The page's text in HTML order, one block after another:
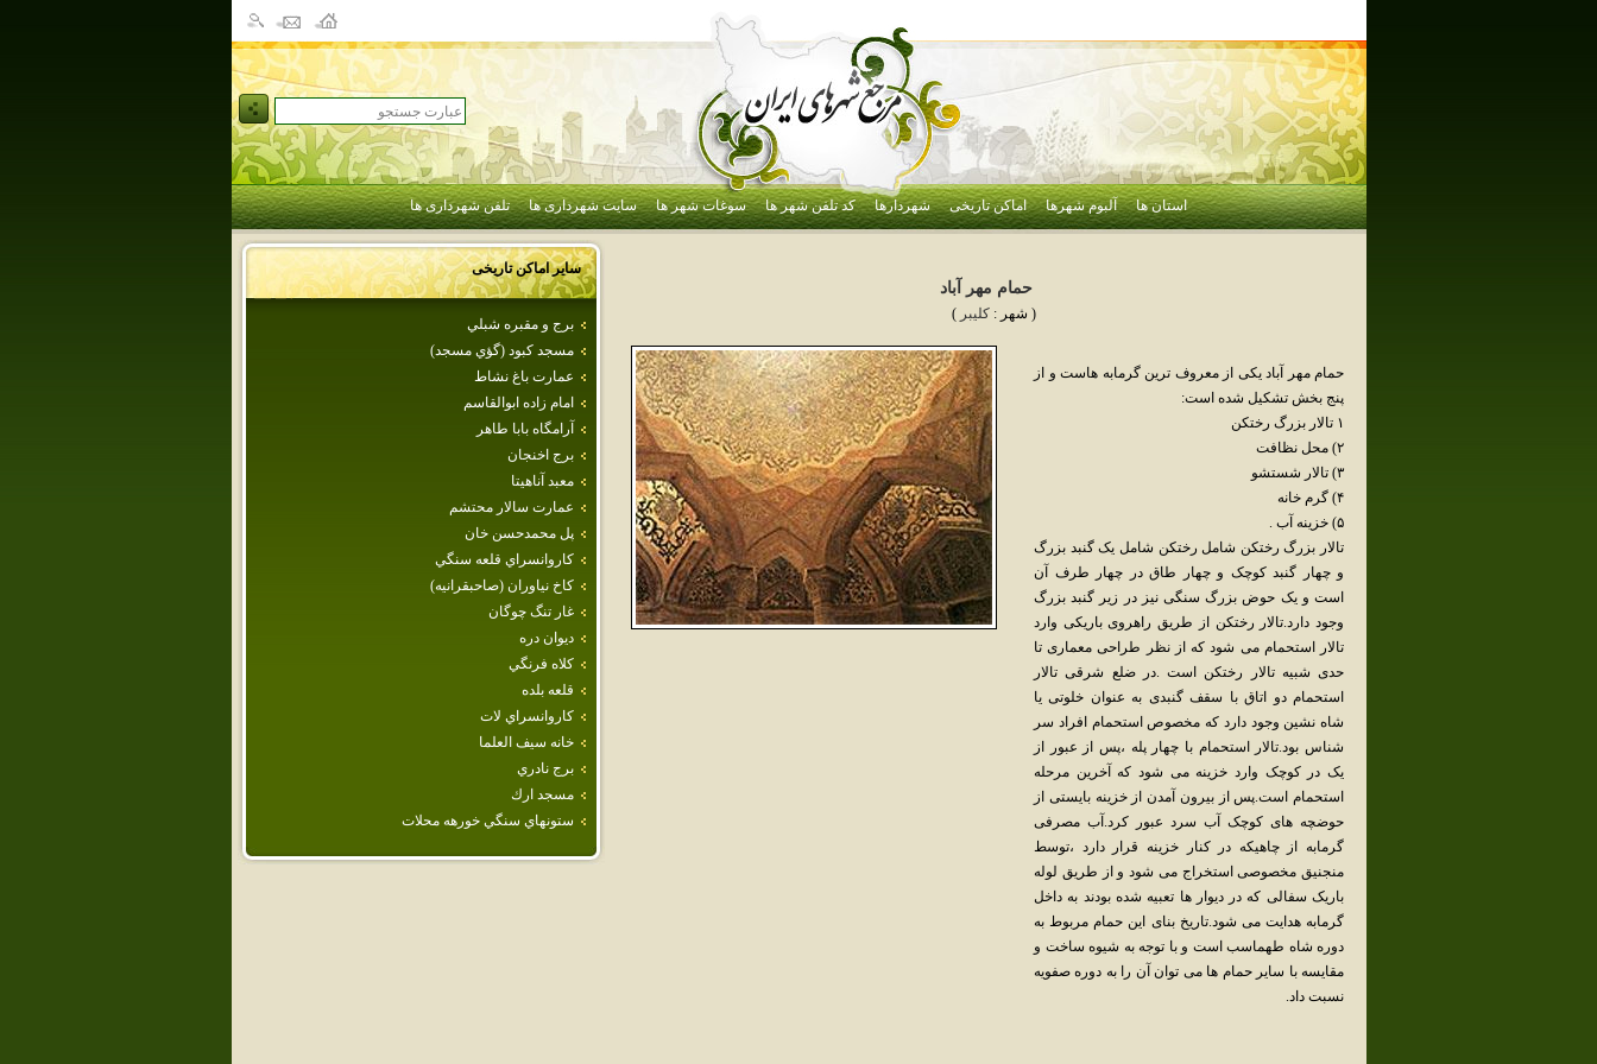
استان ها آلبوم شهرها اماکن تاریخی شهردارها کد تلفن شهر ها سوغات شهر ها سایت شهرداری ها تلفن شهرداری ها
سایر اماکن تاریخی
برج و مقبره شبلي
مسجد كبود (گؤي مسجد)
عمارت باغ نشاط
امام‌ زاده‌ ابوالقاسم‌
آرامگاه بابا طاهر
برج اخنجان
معبد آناهيتا
عمارت‌ سالار محتشم‌
پل محمدحسن خان
كاروانسراي‌ قلعه‌ سنگي‌
كاخ نياوران (صاحبقرانيه)
غار تنگ چوگان
ديوان دره
كلاه فرنگي
قلعه‌ بلده‌
كاروانسراي لات
خانه سيف العلما
برج نادري
مسجد ارك
ستونهاي سنگي خورهه محلات
حمام مهر آباد
( شهر : كليبر )
حمام مهر آباد یکی از معروف ترین گرمابه هاست و از
پنج بخش تشکیل شده است:
۱ تالار بزرگ رختکن
۲) محل نظافت
۳) تالار شستشو
۴) گرم خانه
۵) خزینه آب .
تالار بزرگ رختکن شامل رختکن شامل یک گنبد بزرگ
و چهار گنبد کوچک و چهار طاق در چهار طرف آن
است و یک حوض بزرگ سنگی نیز در زیر گنبد بزرگ
وجود دارد.تالار رختکن از طریق راهروی باریکی وارد
تالار استحمام می شود که از نظر طراحی معماری تا
حدی شبیه تالار رختکن است .در ضلع شرقی تالار
استحمام دو اتاق با سقف گنبدی به عنوان خلوتی یا
شاه نشین وجود دارد که مخصوص استحمام افراد سر
شناس بود.تالار استحمام با چهار پله ،پس از عبور از
یک در کوچک وارد خزینه می شود که آخرین مرحله
استحمام است.پس از بیرون آمدن از خزینه بایستی از
حوضچه های کوچک آب سرد عبور کرد.آب مصرفی
گرمابه از چاهیکه در کنار خزینه قرار دارد ،توسط
منجنیق مخصوصی استخراج می شود و از طریق لوله
باریک سفالی که در دیوار ها تعبیه شده بودند به داخل
گرمابه هدایت می شود.تاریخ بنای این حمام مربوط به
دوره شاه طهماسب است و با توجه به شیوه ساخت و
مقایسه با سایر حمام ها می توان آن را به دوره صفویه
نسبت داد.